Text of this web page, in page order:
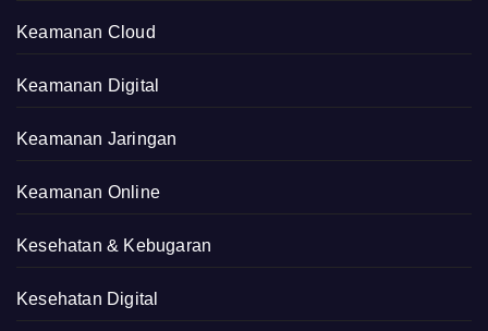
Keamanan Cloud
Keamanan Digital
Keamanan Jaringan
Keamanan Online
Kesehatan & Kebugaran
Kesehatan Digital